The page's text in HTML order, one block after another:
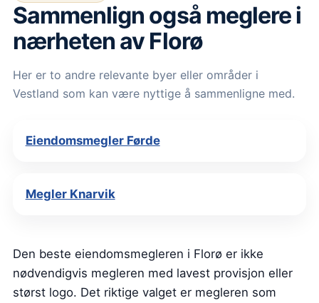
Sammenlign også meglere i
nærheten av Florø
Her er to andre relevante byer eller områder i
Vestland som kan være nyttige å sammenligne med.
Eiendomsmegler Førde
Megler Knarvik
Den beste eiendomsmegleren i Florø er ikke
nødvendigvis megleren med lavest provisjon eller
størst logo. Det riktige valget er megleren som